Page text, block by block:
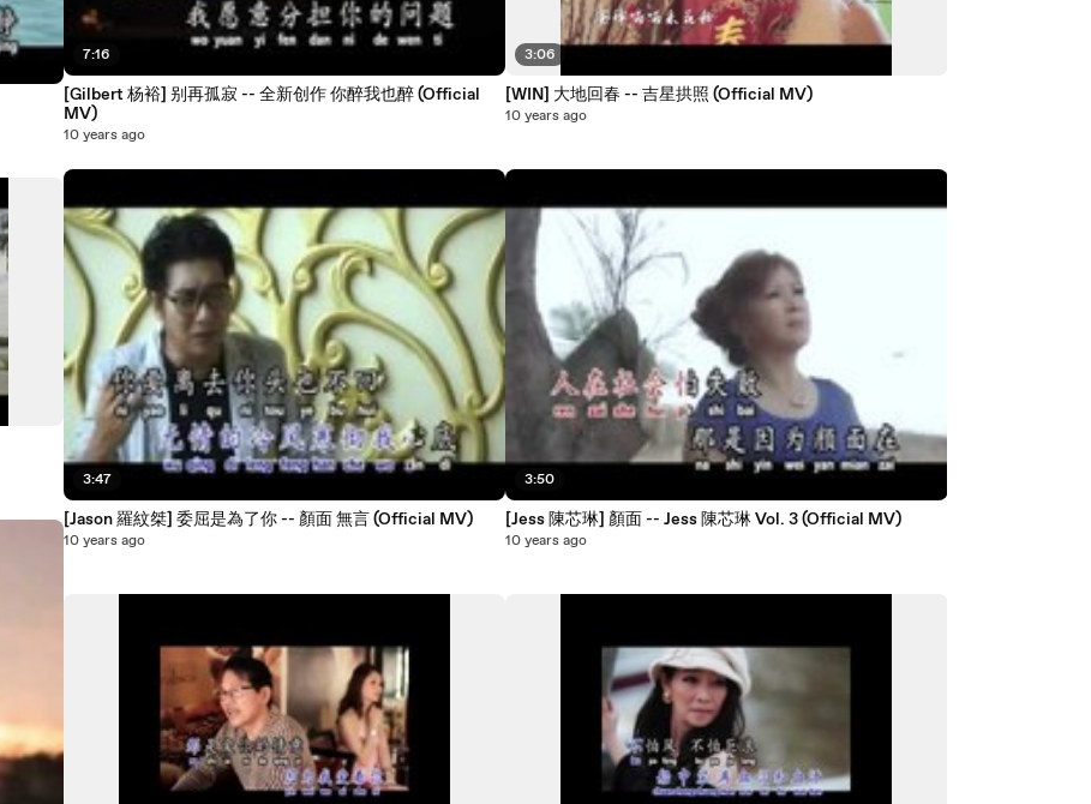
7:16
[Gilbert 杨裕] 别再孤寂 -- 全新创作 你醉我也醉 (Official
MV)
10 years ago
3:47
[Jason 羅紋桀] 委屈是為了你 -- 顏面 無言 (Official MV)
10 years ago
3:06
[WIN] 大地回春 -- 吉星拱照 (Official MV)
10 years ago
3:50
[Jess 陳芯琳] 顏面 -- Jess 陳芯琳 Vol. 3 (Official MV)
10 years ago